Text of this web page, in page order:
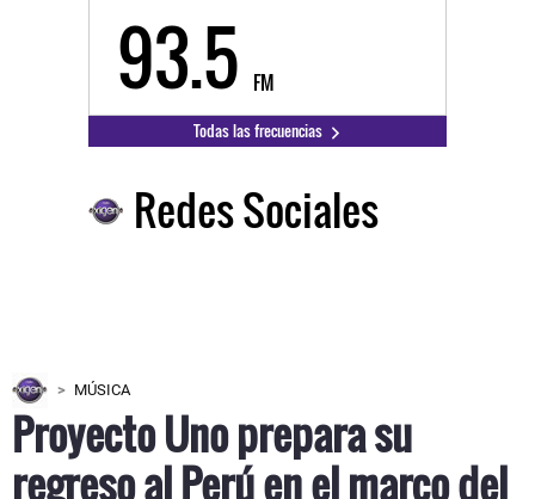
93.5 FM
Todas las frecuencias
Redes Sociales
MÚSICA
Proyecto Uno prepara su
regreso al Perú en el marco del